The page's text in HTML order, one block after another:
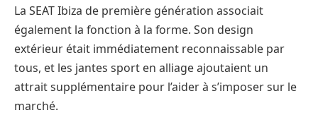
La SEAT Ibiza de première génération associait
également la fonction à la forme. Son design
extérieur était immédiatement reconnaissable par
tous, et les jantes sport en alliage ajoutaient un
attrait supplémentaire pour l’aider à s’imposer sur le
marché.